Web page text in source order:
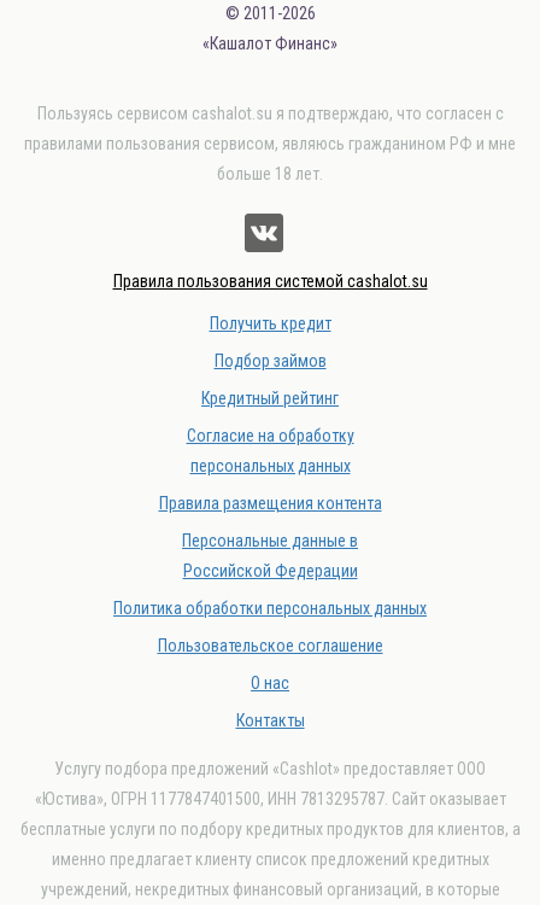
© 2011-2026
«Кашалот Финанс»
Пользуясь сервисом cashalot.su я подтверждаю, что согласен с
правилами пользования сервисом, являюсь гражданином РФ и мне
больше 18 лет.
Правила пользования системой cashalot.su
Получить кредит
Подбор займов
Кредитный рейтинг
Согласие на обработку
персональных данных
Правила размещения контента
Персональные данные в
Российской Федерации
Политика обработки персональных данных
Пользовательское соглашение
О нас
Контакты
Услугу подбора предложений «Cashlot» предоставляет ООО
«Юстива», ОГРН 1177847401500, ИНН 7813295787. Сайт оказывает
бесплатные услуги по подбору кредитных продуктов для клиентов, а
именно предлагает клиенту список предложений кредитных
учреждений, некредитных финансовый организаций, в которые